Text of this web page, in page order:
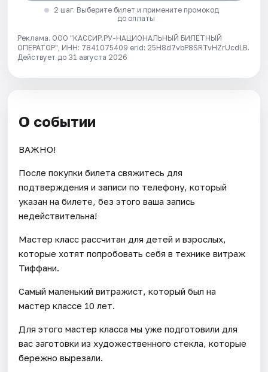
2 шаг. Выберите билет и примените промокод
до оплаты
Реклама. ООО "КАССИР.РУ-НАЦИОНАЛЬНЫЙ БИЛЕТНЫЙ
ОПЕРАТОР", ИНН: 7841075409 erid: 25H8d7vbP8SRTvHZrUcdLB.
Действует до 31 августа 2026
О событии
ВАЖНО!
После покупки билета свяжитесь для
подтверждения и записи по телефону, который
указан на билете, без этого ваша запись
недействительна!
Мастер класс рассчитан для детей и взрослых,
которые хотят попробовать себя в технике витраж
Тиффани.
Самый маленький витражист, который был на
мастер классе 10 лет.
Для этого мастер класса мы уже подготовили для
вас заготовки из художественного стекла, которые
бережно вырезали.